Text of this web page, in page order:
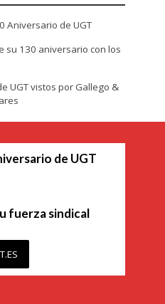
Aniversario de UGT
su 130 aniversario con los
UGT vistos por Gallego &
de UGT
fuerza sindical